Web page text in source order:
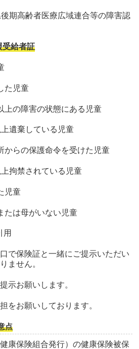
期高齢者医療広域連合等の障害認
給者証
た児童
上の障害の状態にある児童
遺棄している児童
からの保護命令を受けた児童
拘禁されている児童
児童
たは母がいない児童
用
で保険証と一緒にご提示いただい
ません。
示お願いします。
をお願いしております。
点
康保険組合発行）の健康保険被保